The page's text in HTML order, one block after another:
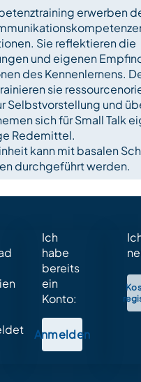
erwerben
Sie reflektieren die
und eigenen
des Kennenlernens.
sie
Selbstvorstellung und
sich für Small Talk
Redemittel.
kann mit basalen
durchgeführt werden.
Ich
habe
bereits
ein
Konto:
Anmelden